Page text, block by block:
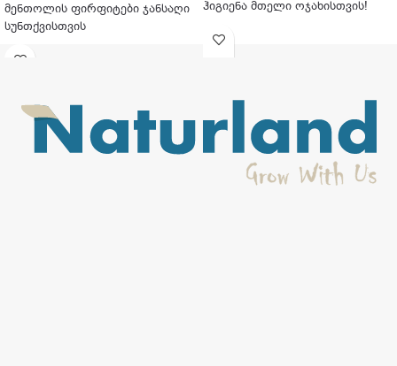
მენთოლის ფირფიტები ჯანსაღი
სუნთქვისთვის
ჰიგიენა მთელი ოჯახისთვის!